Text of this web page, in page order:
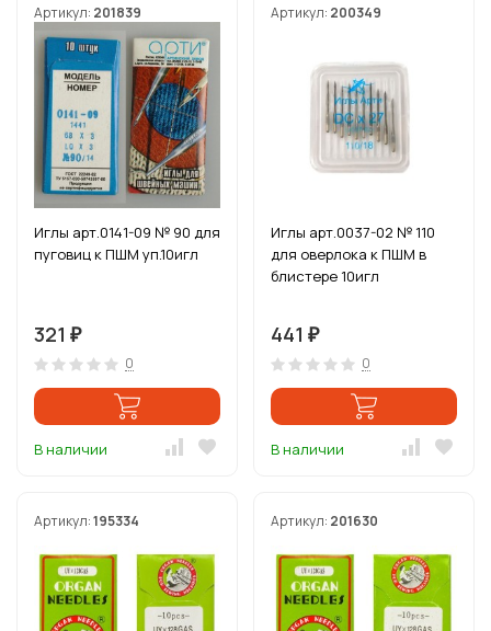
Артикул: 201839
Иглы арт.0141-09 № 90 для
пуговиц к ПШМ уп.10игл
321 ₽
0
В наличии
Артикул: 200349
Иглы арт.0037-02 № 110
для оверлока к ПШМ в
блистере 10игл
441 ₽
0
В наличии
Артикул:195334 Артикул: 201630